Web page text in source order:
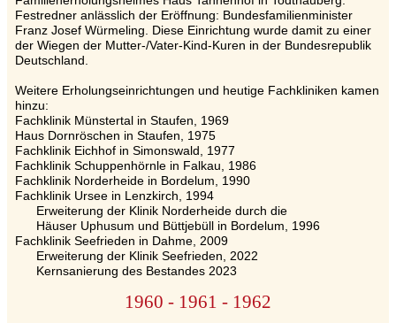
Festredner anlässlich der Eröffnung: Bundesfamilienminister
Franz Josef Würmeling. Diese Einrichtung wurde damit zu einer
der Wiegen der Mutter-/Vater-Kind-Kuren in der Bundesrepublik
Deutschland.
Weitere Erholungseinrichtungen und heutige Fachkliniken kamen
hinzu:
Fachklinik Münstertal in Staufen, 1969
Haus Dornröschen in Staufen, 1975
Fachklinik Eichhof in Simonswald, 1977
Fachklinik Schuppenhörnle in Falkau, 1986
Fachklinik Norderheide in Bordelum, 1990
Fachklinik Ursee in Lenzkirch, 1994
Erweiterung der Klinik Norderheide durch die
Häuser Uphusum und Büttjebüll in Bordelum, 1996
Fachklinik Seefrieden in Dahme, 2009
Erweiterung der Klinik Seefrieden, 2022
Kernsanierung des Bestandes 2023
1960 - 1961 - 1962